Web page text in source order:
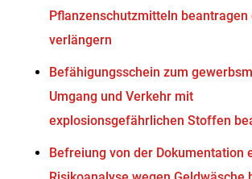
Pflanzenschutzmitteln beantragen
verlängern
Befähigungsschein zum
Umgang und Verkehr mit
explosionsgefährlichen Stoffen
Befreiung von der Dokumentation